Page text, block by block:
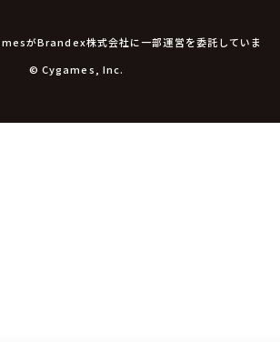
物
ーがBrandex株式会社に一部運営を委託していま
© Cygames, Inc.